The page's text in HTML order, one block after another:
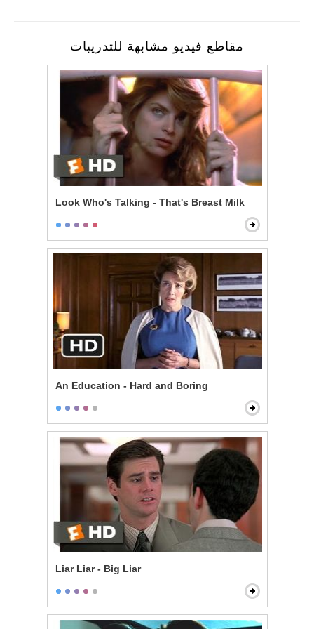
مقاطع فيديو مشابهة للتدريبات
Look Who's Talking - That's Breast Milk
An Education - Hard and Boring
Liar Liar - Big Liar